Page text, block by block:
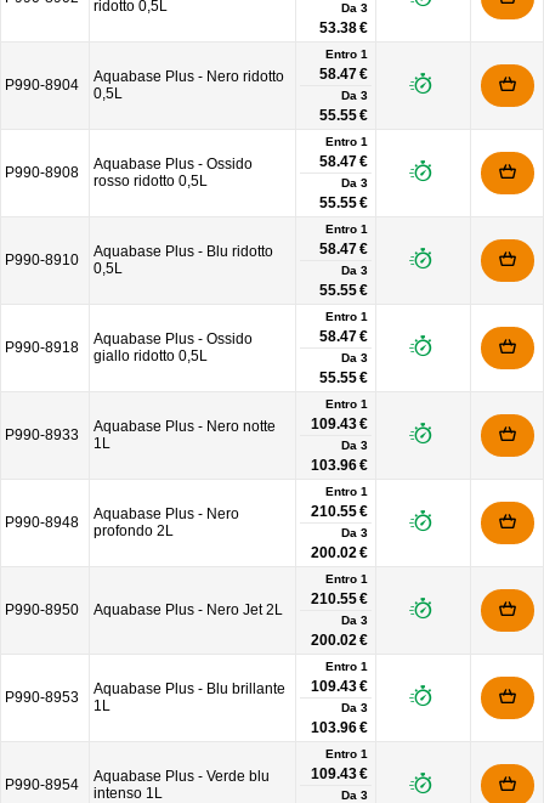
ridotto 0,5L Da 3
53.38 €
P990-8904
Aquabase Plus - Nero ridotto
0,5L
Entro 1
58.47 €
Da 3
55.55 €
P990-8908
Aquabase Plus - Ossido
rosso ridotto 0,5L
Entro 1
58.47 €
Da 3
55.55 €
P990-8910
Aquabase Plus - Blu ridotto
0,5L
Entro 1
58.47 €
Da 3
55.55 €
P990-8918
Aquabase Plus - Ossido
giallo ridotto 0,5L
Entro 1
58.47 €
Da 3
55.55 €
P990-8933
Aquabase Plus - Nero notte
1L
Entro 1
109.43 €
Da 3
103.96 €
P990-8948
Aquabase Plus - Nero
profondo 2L
Entro 1
210.55 €
Da 3
200.02 €
P990-8950 Aquabase Plus - Nero Jet 2L
Entro 1
210.55 €
Da 3
200.02 €
P990-8953
Aquabase Plus - Blu brillante
1L
Entro 1
109.43 €
Da 3
103.96 €
P990-8954
Aquabase Plus - Verde blu
intenso 1L
Entro 1
109.43 €
Da 3